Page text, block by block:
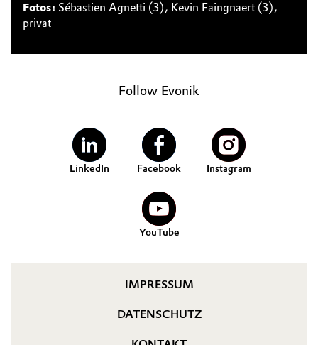
Fotos: Sébastien Agnetti (3), Kevin Faingnaert (3),
privat
Follow Evonik
LinkedIn Facebook Instagram
YouTube
IMPRESSUM
DATENSCHUTZ